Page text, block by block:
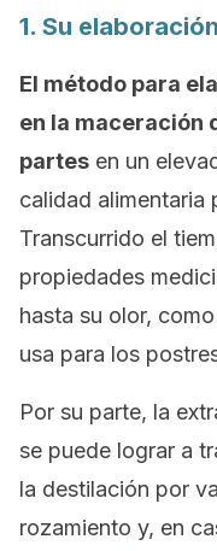
1. Su elaboración
El método para
en la maceración
partes en un
calidad alimentaria
Transcurrido el
propiedades
hasta su olor,
usa para los
Por su parte, la
se puede lograr a
la destilación por
rozamiento y, en